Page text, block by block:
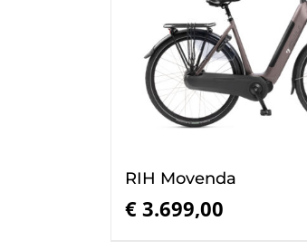
RIH Movenda
€ 3.699,00